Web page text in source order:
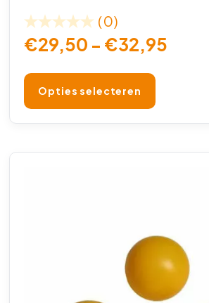
(0)
€29,50 - €32,95
Opties selecteren